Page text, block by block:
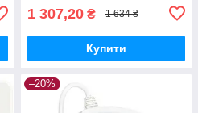
1 307,20 ₴ 1 634 ₴
Купити
–20%